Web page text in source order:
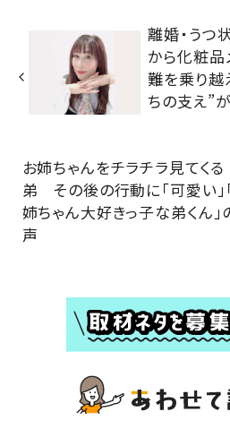
離婚・うつ
から化粧
難を乗り越
ちの支え”
お姉ちゃんをチラチラ見てくる
弟 その後の行動に「可愛い」
姉ちゃん大好きっ子な弟くん」
声